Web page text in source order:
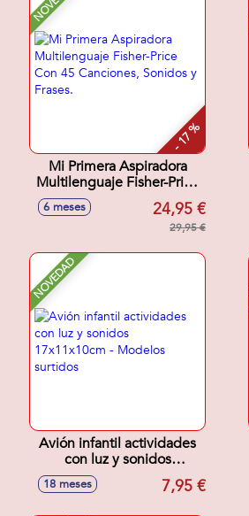
- 17 %
Mi Primera Aspiradora
Multilenguaje Fisher-Price
Con 45 Canciones,
Sonidos y Frases.
6 meses 24,95 €
29,95 €
NOVEDAD
Avión infantil actividades
con luz y sonidos
17x11x10cm - Modelos
surtidos
18 meses 7,95 €